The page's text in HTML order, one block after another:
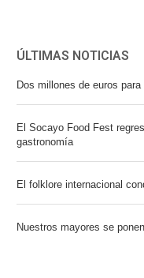
ÚLTIMAS NOTICIAS
Dos millones de euros
El Socayo Food Fest
gastronomía
El folklore internacional
Nuestros mayores se